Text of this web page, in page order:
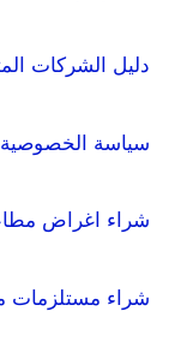
دليل الشركات
سياسة الخصوصية
شراء اغراض
شراء مستلزمات